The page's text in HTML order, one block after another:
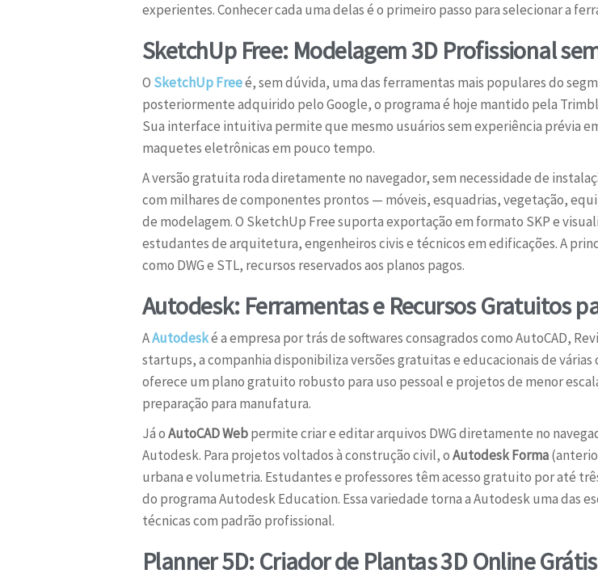
experientes. Conhecer cada uma delas é o primeiro passo para selecionar a
SketchUp Free: Modelagem 3D Profissional
O SketchUp Freeé, sem dúvida, uma das ferramentas mais populares do
posteriormente adquirido pelo Google, o programa é hoje mantido pela
Sua interface intuitiva permite que mesmo usuários sem experiência prévia
maquetes eletrônicas em pouco tempo.
A versão gratuita roda diretamente no navegador, sem necessidade de
com milhares de componentes prontos — móveis, esquadrias, vegetação,
de modelagem. O SketchUp Free suporta exportação em formato SKP e
estudantes de arquitetura, engenheiros civis e técnicos em edificações. A
como DWG e STL, recursos reservados aos planos pagos.
Autodesk: Ferramentas e Recursos Gratuitos
AAutodeské a empresa por trás de softwares consagrados como AutoCAD,
startups, a companhia disponibiliza versões gratuitas e educacionais de várias
oferece um plano gratuito robusto para uso pessoal e projetos de menor
preparação para manufatura.
Já oAutoCAD Webpermite criar e editar arquivos DWG diretamente no
Autodesk. Para projetos voltados à construção civil, oAutodesk Forma
urbana e volumetria. Estudantes e professores têm acesso gratuito por até
do programa Autodesk Education. Essa variedade torna a Autodesk uma das
técnicas com padrão profissional.
Planner 5D: Criador de Plantas 3D Online Grátis